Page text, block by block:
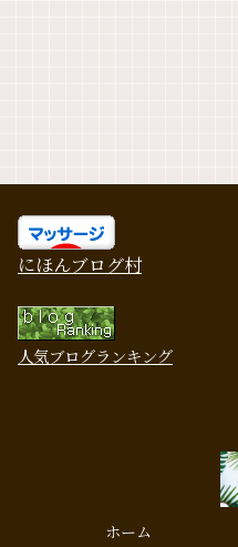
にほんブログ村
人気ブログランキング
ホーム